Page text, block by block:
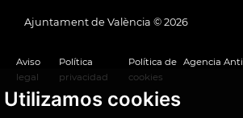
Utilizamos cookies
Ajuntament de València © 2026
Aviso
legal
Política
privacidad
Política de
cookies
Agencia